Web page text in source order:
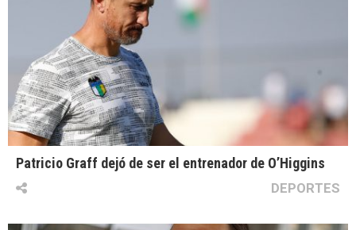
Patricio Graff dejó de ser el entrenador de O’Higgins
DEPORTES